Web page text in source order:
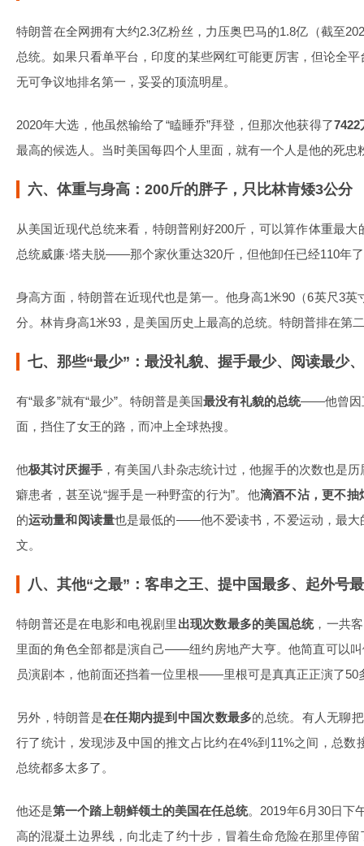
特朗普在全网拥有大约2.3亿粉丝，力压奥巴马的1.8亿（截至
总统。如果只看单平台，印度的某些网红可能更厉害，但论全
无可争议地排名第一，妥妥的顶流明星。
2020年大选，他虽然输给了“瞌睡乔”拜登，但那次他获得了7422
最高的候选人。当时美国每四个人里面，就有一个人是他的死忠
六、体重与身高：200斤的胖子，只比林肯矮3公分
从美国近现代总统来看，特朗普刚好200斤，可以算作体重最
总统威廉·塔夫脱——那个家伙重达320斤，但他卸任已经110年
身高方面，特朗普在近现代也是第一。他身高1米90（6英尺3
分。林肯身高1米93，是美国历史上最高的总统。特朗普排在第
七、那些“最少”：最没礼貌、握手最少、阅读最少
有“最多”就有“最少”。特朗普是美国最没有礼貌的总统——他曾因
面，挡住了女王的路，而冲上全球热搜。
他极其讨厌握手，有美国八卦杂志统计过，他握手的次数也是
癖患者，甚至说“握手是一种野蛮的行为”。他滴酒不沾，更不抽
的运动量和阅读量也是最低的——他不爱读书，不爱运动，最大
文。
八、其他“之最”：客串之王、提中国最多、起外号
特朗普还是在电影和电视剧里 出现次数最多的美国总统，一共
里面的角色全部都是演自己——纽约房地产大亨。他简直可以叫
员演剧本，他前面还挡着一位里根——里根可是真真正正演了50
另外，特朗普是在任期内提到中国次数最多的总统。有人无聊
行了统计，发现涉及中国的推文占比约在4%到11%之间，总数
总统都多太多了。
他还是第一个踏上朝鲜领土的美国在任总统。2019年6月30日下
高的混凝土边界线，向北走了约十步，冒着生命危险在那里停